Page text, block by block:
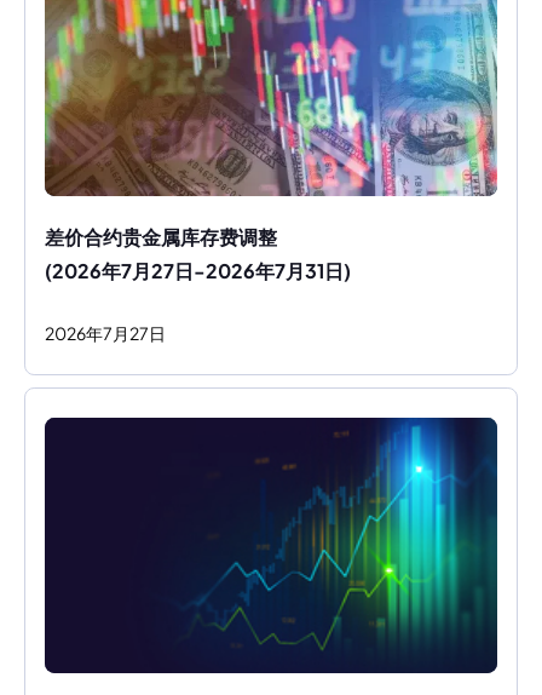
差价合约贵金属库存费调整
(2026年7月27日-2026年7月31日)
2026年7 月 27日